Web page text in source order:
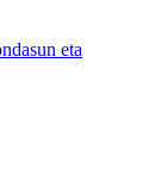
eta